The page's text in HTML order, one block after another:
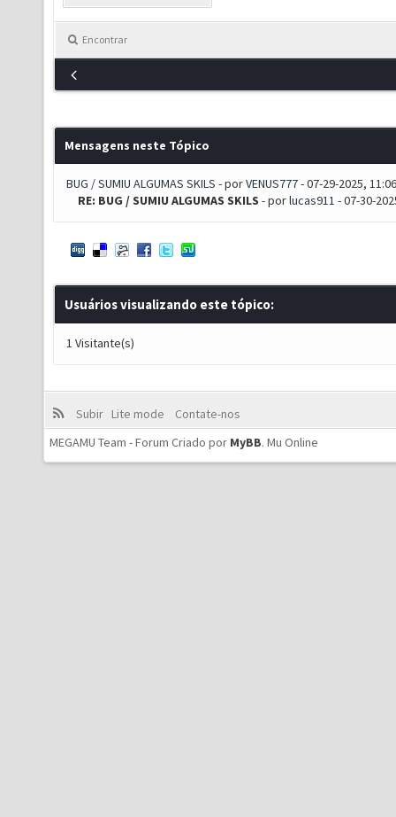
Encontrar
Mensagens neste Tópico
BUG / SUMIU ALGUMAS SKILS - porVENUS777- 07-29-2025,
RE: BUG / SUMIU ALGUMAS SKILS - porlucas911 - 07-30-
Usuários visualizando este tópico:
1 Visitante(s)
Subir Lite mode
Contate-nos
MEGAMU Team - Forum Criado por MyBB. Mu Online